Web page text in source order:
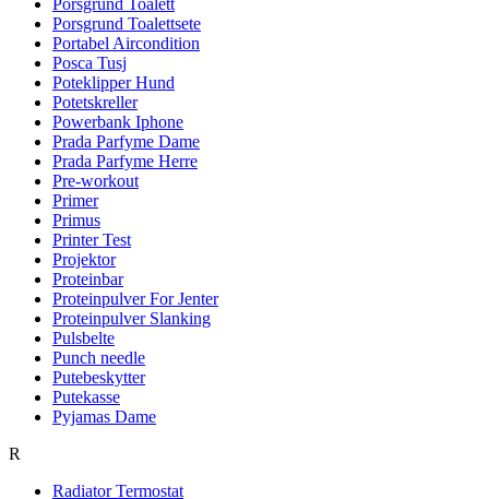
Porsgrund Toalett
Porsgrund Toalettsete
Portabel Aircondition
Posca Tusj
Poteklipper Hund
Potetskreller
Powerbank Iphone
Prada Parfyme Dame
Prada Parfyme Herre
Pre-workout
Primer
Primus
Printer Test
Projektor
Proteinbar
Proteinpulver For Jenter
Proteinpulver Slanking
Pulsbelte
Punch needle
Putebeskytter
Putekasse
Pyjamas Dame
R
Radiator Termostat